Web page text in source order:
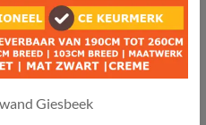
Giesbeek